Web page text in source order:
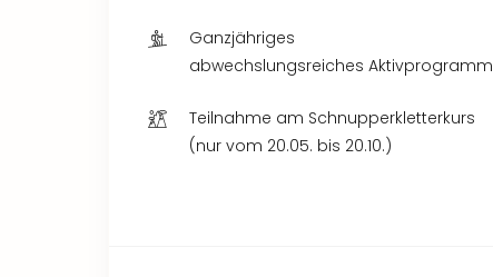
Ganzjähriges
abwechslungsreiches Aktivprogramm
Teilnahme am Schnupperkletterkurs
(nur vom 20.05. bis 20.10.)